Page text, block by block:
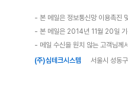
- 본 메일은 정보통신망 이용촉진
- 본 메일은 2014년 11월 20일 기
- 메일 수신을 원치 않는 고객님께
(주)심테크시스템
서울시 성동